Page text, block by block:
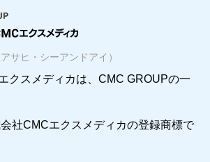
サヒ・シーアンドアイ）
クスメディカは、CMC GROUPの一
社CMCエクスメディカの登録商標で